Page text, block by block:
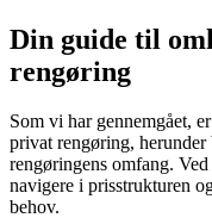
Din guide til
rengøring
Som vi har gennemgået,
privat rengøring, herunder
rengøringens omfang.
navigere i prisstrukturen
behov.